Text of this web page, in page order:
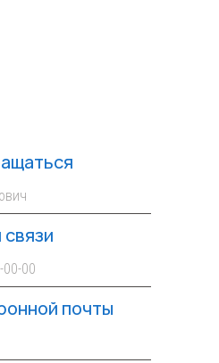
почты